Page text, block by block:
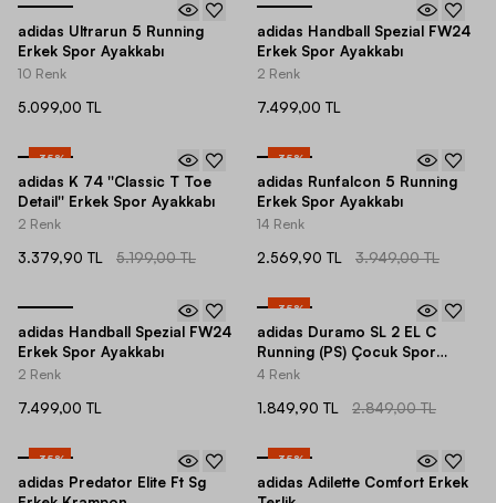
adidas Ultrarun 5 Running
Erkek Spor Ayakkabı
10 Renk
5.099,00 TL
adidas Handball Spezial FW24
Erkek Spor Ayakkabı
2 Renk
7.499,00 TL
-35%
adidas K 74 ''Classic T Toe
Detail'' Erkek Spor Ayakkabı
2 Renk
3.379,90 TL 5.199,00 TL
-35%
adidas Runfalcon 5 Running
Erkek Spor Ayakkabı
14 Renk
2.569,90 TL 3.949,00 TL
adidas Handball Spezial FW24
Erkek Spor Ayakkabı
2 Renk
7.499,00 TL
-35%
adidas Duramo SL 2 EL C
Running (PS) Çocuk Spor
Ayakkabı
4 Renk
1.849,90 TL 2.849,00 TL
-35%
adidas Predator Elite Ft Sg
-35%
adidas Adilette Comfort Erkek